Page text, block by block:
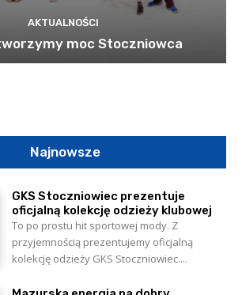
AKTUALNOŚCI
moc Stoczniowca
Najnowsze
GKS Stoczniowiec prezentuje
oficjalną kolekcję odzieży klubowej
To po prostu hit sportowej mody. Z
przyjemnością prezentujemy oficjalną
kolekcję odzieży GKS Stoczniowiec....